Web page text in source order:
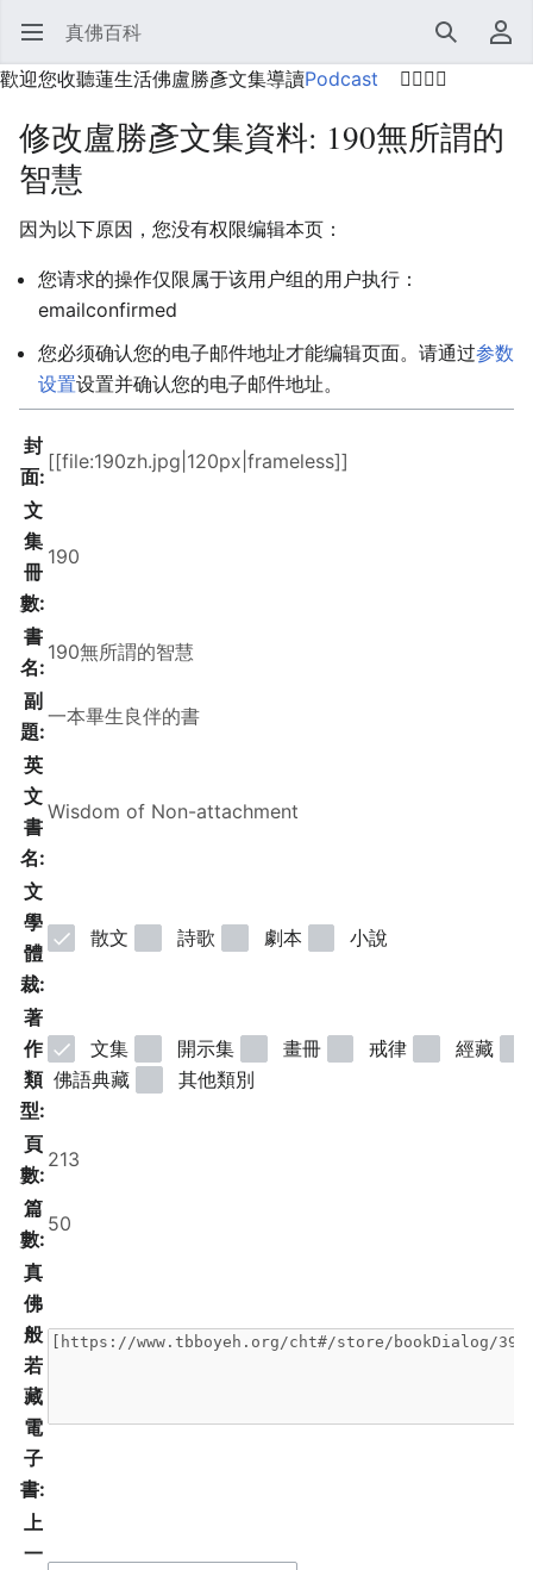
打开主菜单 真佛百科 搜索
用户菜单
歡迎您收聽蓮生活佛盧勝彥文集導讀Podcast 🙋‍♂️🙋‍♀️
修改盧勝彥文集資料: 190無所謂的
智慧
因为以下原因，您没有权限编辑本页：
您请求的操作仅限属于该用户组的用户执行：
emailconfirmed
您必须确认您的电子邮件地址才能编辑页面。请通过参数
设置设置并确认您的电子邮件地址。
封
面:
文
集
冊
數:
書
名:
副
題:
英
文
書
名:
文
學
體
裁:
散文 詩歌 劇本 小說
著
作
類
型:
文集 開示集 畫冊 戒律
經藏
佛語典藏
其他類別
頁
數:
篇
數:
真
佛
般
若
藏
電
子
書:
上
一